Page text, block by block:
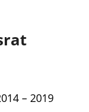
– 2019